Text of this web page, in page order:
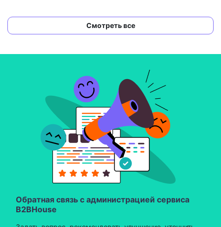
Смотреть все
Обратная связь с администрацией сервиса
B2BHouse